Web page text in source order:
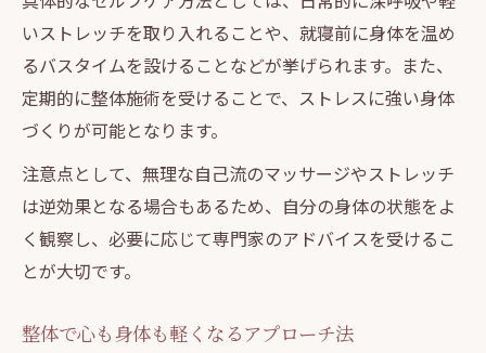
いストレッチを取り入れることや、就寝前に身体を温め
るバスタイムを設けることなどが挙げられます。また、
定期的に整体施術を受けることで、ストレスに強い身体
づくりが可能となります。
注意点として、無理な自己流のマッサージやストレッチ
は逆効果となる場合もあるため、自分の身体の状態をよ
く観察し、必要に応じて専門家のアドバイスを受けるこ
とが大切です。
整体で心も身体も軽くなるアプローチ法